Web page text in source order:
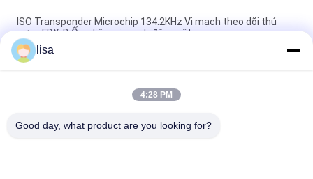
ISO Transponder Microchip 134.2KHz Vi mạch theo dõi thú
cưng FDX-B Ống tiêm vi mạch động vật
Thẻ vi mạch tiêu chuẩn Iso Thẻ Rfid Chip tiêm Động vật Ống
tiêm vi mạch cho gia súc Bộ phát đáp tiêm vi mạch
Nhãn microchip cấy ghép để theo dõi động vật EO phổ quát
lisa
4:28 PM
Good day, what product are you looking for?